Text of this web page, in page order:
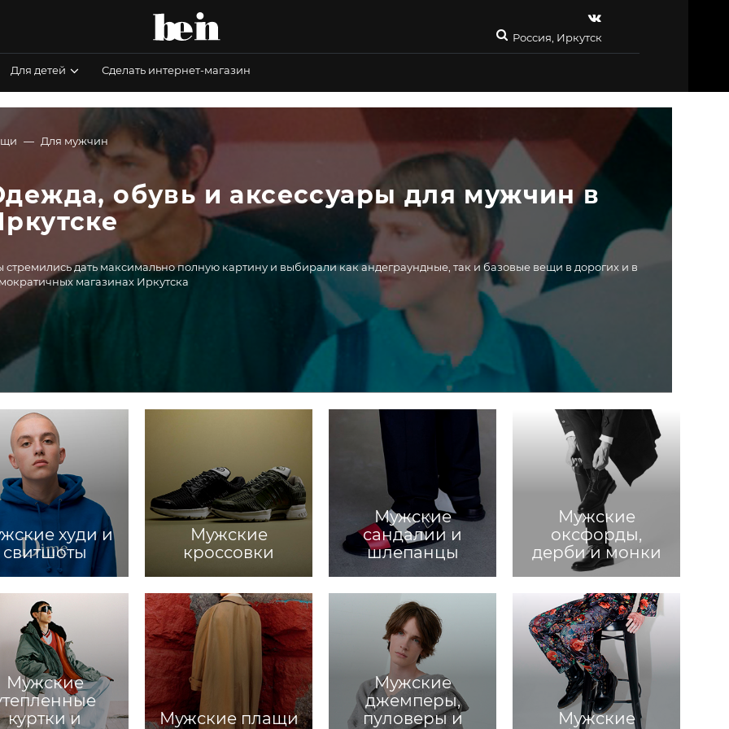
Россия, Иркутск
Для детей Сделать интернет-магазин
Для мужчин
обувь и аксессуары для мужчин в
дать максимально полную картину и выбирали как андеграундные, так и базовые вещи в дорогих и в
магазинах Иркутска
худи и
свитшоты
Мужские
кроссовки
Мужские
сандалии и
шлепанцы
Мужские
оксфорды,
дерби и монки
Мужские
куртки и
Мужские плащи
Мужские
джемперы,
пуловеры и
Мужские